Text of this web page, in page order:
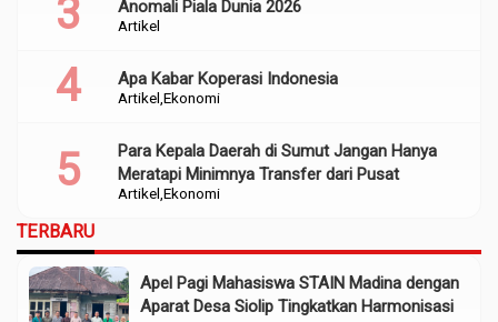
Artikel
Anomali Piala Dunia 2026
Artikel Ekonomi
Apa Kabar Koperasi Indonesia
Artikel Ekonomi
Para Kepala Daerah di Sumut Jangan Hanya
Meratapi Minimnya Transfer dari Pusat
TERBARU
Apel Pagi Mahasiswa STAIN Madina dengan
Aparat Desa Siolip Tingkatkan Harmonisasi